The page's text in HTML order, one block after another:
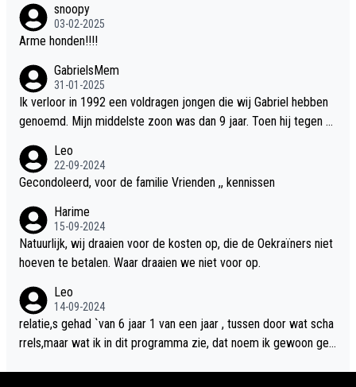
snoopy
03-02-2025
Arme honden!!!!
GabrielsMem
31-01-2025
Ik verloor in 1992 een voldragen jongen die wij Gabriel hebben
genoemd. Mijn middelste zoon was dan 9 jaar. Toen hij tegen d
verteld in Groningen. Ik gun Anouk en Douwe Bob hun rouw verd
riet en als ervaringsdeskundige heb ik zeker begrip hiervoor. Wa
delijk overeenkomend met mijn gezins verlies in 1992 een soor
t ready-made lied geschreven, geproduceerd en op de radio te
beluisteren zijn binnen 12 dagen na het verlies van Anouk en Do
uwe Bob's zoon. Wij hadden zeker geen commerciële energie g
ehad zo snel na ons verlies zoiets te ondernemen en alle ouder
s van overleden kinderen dat ik ken hadden dit ook niet kunnen
bewerkstelligen. Wij voelen nu dat ons aan DB vertelde geschie
denis door mijn autistische tiener zoon nu door hem te grabble i
s gedaan. Ik heb alle ruimte om Anouk haar verhaal te willen hor
Leo
22-09-2024
Gecondoleerd, voor de familie Vrienden ,, kennissen
Harime
15-09-2024
Natuurlijk, wij draaien voor de kosten op, die de Oekraïners niet
hoeven te betalen. Waar draaien we niet voor op.
Leo
14-09-2024
relatie,s gehad `van 6 jaar 1 van een jaar , tussen door wat scha
rrels,maar wat ik in dit programma zie, dat noem ik gewoon geil